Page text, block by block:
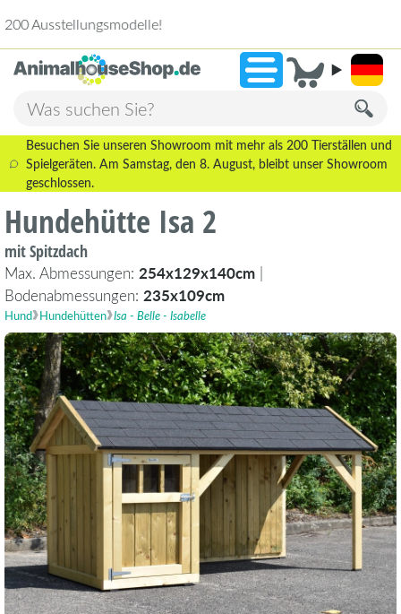
»2.238 Bewertungen!
Besuchen Sie unseren Showroom mit mehr als 200 Tierställen und
Spielgeräten. Am Samstag, den 8. August, bleibt unser Showroom
geschlossen.
Hundehütte Isa 2
mit Spitzdach
Max. Abmessungen: 254x129x140cm |
Bodenabmessungen: 235x109cm
Hund Hundehütten Isa - Belle - Isabelle